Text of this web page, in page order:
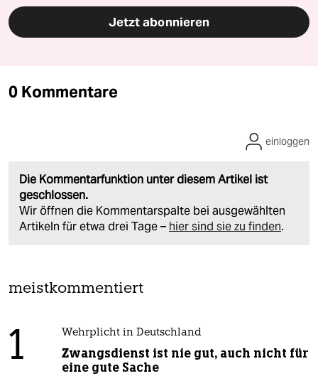
Jetzt abonnieren
0 Kommentare
Die Kommentarfunktion unter diesem Artikel ist
geschlossen.
Wir öffnen die Kommentarspalte bei ausgewählten
Artikeln für etwa drei Tage – hier sind sie zu finden.
einloggen
meistkommentiert
1 Wehrplicht in Deutschland
Zwangsdienst ist nie gut, auch nicht für
eine gute Sache